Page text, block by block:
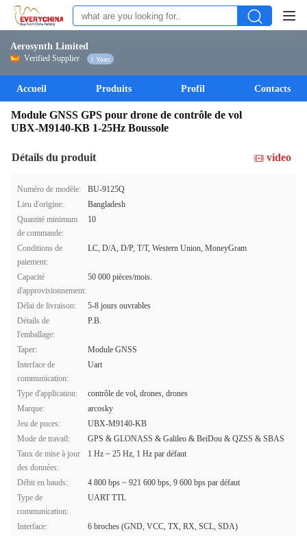
Aerosynth Limited
Verified Supplier 1 Years
Accueil Produits Profil Contacts
Module GNSS GPS pour drone de contrôle de vol
UBX‑M9140‑KB 1‑25Hz Boussole
Détails du produit video
Numéro de modèle:
BU-9125Q
Lieu d'origine:
Bangladesh
Quantité minimum
de commande:
10
Conditions de
paiement:
LC, D/A, D/P, T/T, Western Union, MoneyGram
Capacité
d'approvisionnement:
50 000 pièces/mois.
Délai de livraison:
5-8 jours ouvrables
Détails de
l'emballage:
P.B.
Taper:
Module GNSS
Interface de
communication:
Uart
Type d'application:
contrôle de vol, drones, drones
Marque:
arcosky
Jeu de puces:
UBX-M9140-KB
Mode de travail:
GPS & GLONASS & Galileo & BeiDou & QZSS & SBAS
Taux de mise à jour
des données:
1 Hz ~ 25 Hz, 1 Hz par défaut
Débit en bauds:
4 800 bps ~ 921 600 bps, 9 600 bps par défaut
Type de
communication:
UART TTL
Interface:
6 broches (GND, VCC, TX, RX, SCL, SDA)